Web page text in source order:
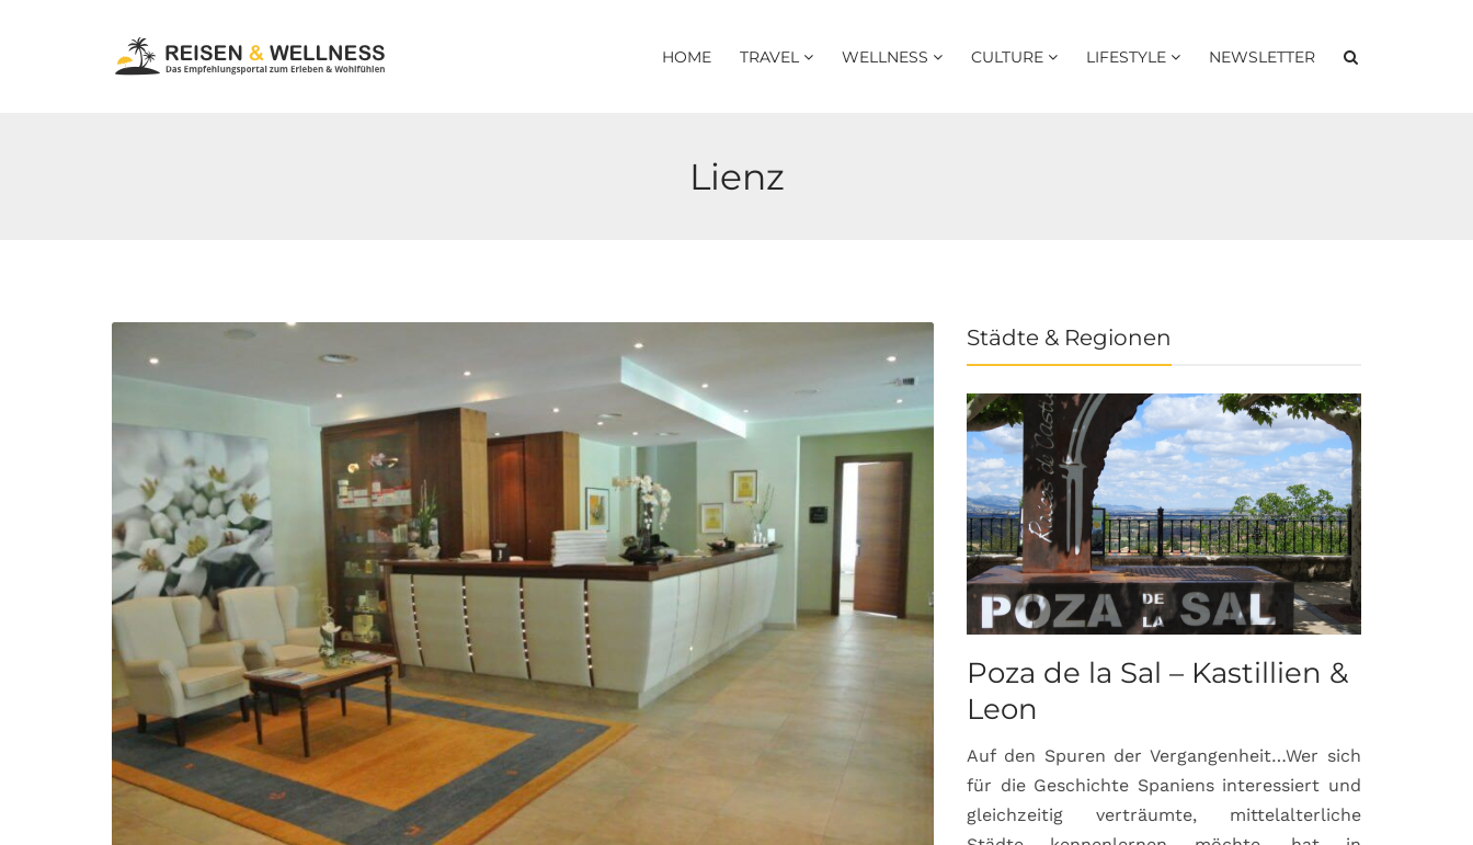
HOME TRAVEL WELLNESS CULTURE LIFESTYLE NEWSLETTER
Lienz
Städte & Regionen
Poza de la Sal – Kastillien &
Leon
Auf den Spuren der Vergangenheit…Wer sich
für die Geschichte Spaniens interessiert und
gleichzeitig verträumte, mittelalterliche